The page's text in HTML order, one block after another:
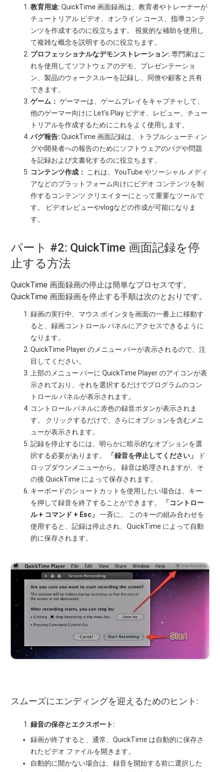
教育用途: QuickTime 画面録画は、教育者やトレーナーが
チュートリアル ビデオ、オンライン コース、指導コンテ
ンツを作成するのに役立ちます。 視覚的な補助を使用し
て複雑な概念を説明するのに役立ちます。
プロフェッショナルなデモンストレーション: 専門家はこ
れを使用してソフトウェアのデモ、プレゼンテーショ
ン、製品のウォークスルーを記録し、同僚や顧客と共有
できます。
ゲーム： ゲーマーは、ゲームプレイをキャプチャして、
他のゲーマー向けに Let's Play ビデオ、レビュー、チュー
トリアルを作成するためにこれをよく使用します。
バグ報告: QuickTime 画面記録は、トラブルシューティン
グや開発者への報告のためにソフトウェアのバグや問題
を記録および文書化するのに役立ちます。
コンテンツ作成：
これは、YouTube やソーシャル メディ
アなどのプラットフォーム向けにビデオ コンテンツを制
作するコンテンツ クリエイターにとって重要なツールで
す。 ビデオレビューやvlogなどの作成が可能になりま
す。
パート #2: QuickTime 画面記録を停
止する方法
QuickTime 画面録画の停止は簡単なプロセスです。
QuickTime 画面録画を停止する手順は次のとおりです。
録画の実行中、マウス ポインタを画面の一番上に移動す
ると、録画コントロール パネルにアクセスできるように
なります。
QuickTime Player のメニュー バーが表示されるので、注
目してください。
上部のメニュー バーに QuickTime Player のアイコンが表
示されており、それを選択するだけでプログラムのコン
トロール パネルが表示されます。
コントロール パネルに赤色の録音ボタンが表示されま
す。 クリックするだけで、さらにオプションを含むメニ
ューが表示されます。
記録を停止するには、明らかに暗示的なオプションを選
択する必要があります。
「録音を停止してください」
ド
ロップダウンメニューから。 録音は処理されますが、そ
の後 QuickTime によって保存されます。
キーボードのショートカットを使用したい場合は、キー
を押して録音を終了することができます。
「コントロー
ル + コマンド + Esc」
一斉に。 このキーの組み合わせを
使用すると、記録は停止され、QuickTime によって自動
的に保存されます。
スムーズにエンディングを迎えるためのヒント:
録音の保存とエクスポート:
録画が終了すると、通常、QuickTime は自動的に保存さ
れたビデオ ファイルを開きます。
自動的に開かない場合は、録音を開始する前に選択した